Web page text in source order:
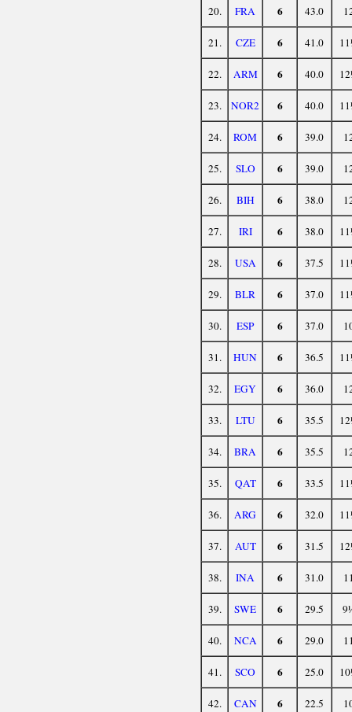
20. FRA 6 43.0
21. CZE 6 41.0
22. ARM 6 40.0
23. NOR2 6 40.0
24. ROM 6 39.0
25. SLO 6 39.0
26. BIH 6 38.0
27. IRI 6 38.0
28. USA 6 37.5
29. BLR 6 37.0
30. ESP 6 37.0
31. HUN 6 36.5
32. EGY 6 36.0
33. LTU 6 35.5
34. BRA 6 35.5
35. QAT 6 33.5
36. ARG 6 32.0
37. AUT 6 31.5
38. INA 6 31.0
39. SWE 6 29.5
40. NCA 6 29.0
41. SCO 6 25.0
42. CAN 6 22.5